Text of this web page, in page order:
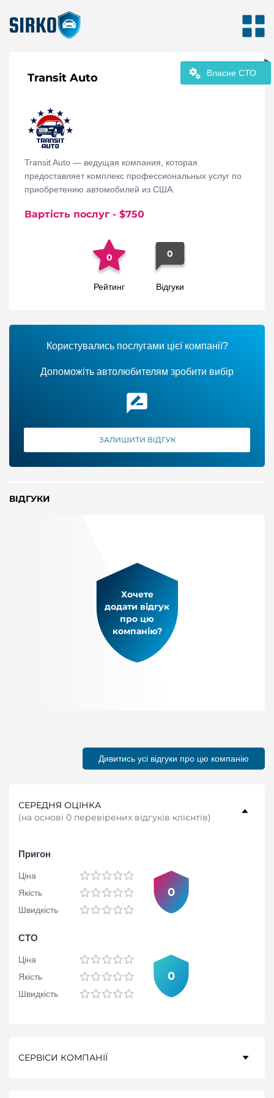
Власне СТО
Transit Auto
Transit Auto — ведущая компания, которая
предоставляет комплекс профессиональных услуг по
приобретению автомобилей из США.
Вартість послуг - $750
0
Рейтинг
0
Відгуки
Користувались послугами цієї компанії?
Допоможіть автолюбителям зробити вибір
ЗАЛИШИТИ ВІДГУК
ВІДГУКИ
Хочете
додати відгук
про цю
компанію?
Дивитись усі відгуки про цю компанію
СЕРЕДНЯ ОЦІНКА
(на основі 0 перевірених відгуків клієнтів)
Пригон
Ціна
Якість
Швидкість
0
СТО
Ціна
Якість
Швидкість
0
СЕРВІСИ КОМПАНІЇ